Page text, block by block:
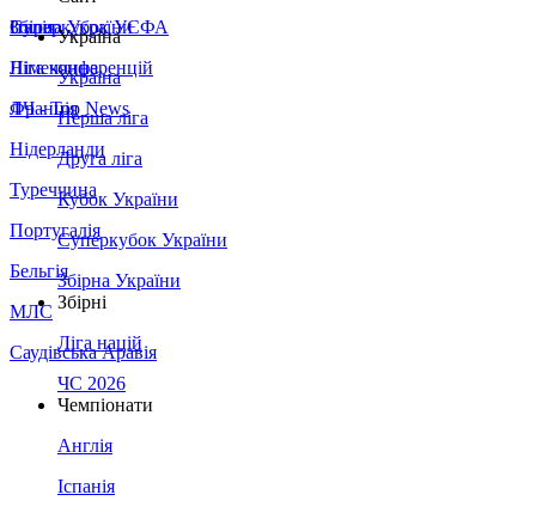
Збірна України
Італія
Німеччина
Франція
Нідерланди
Туреччина
Португалія
Бельгія
МЛС
Саудівська Аравія
Суперкубок УЄФА
Ліга конференцій
ЛЧ - Top News
Україна
Україна
Перша ліга
Друга ліга
Кубок України
Суперкубок України
Збірна України
Збірні
Ліга націй
ЧС 2026
Чемпіонати
Англія
Іспанія